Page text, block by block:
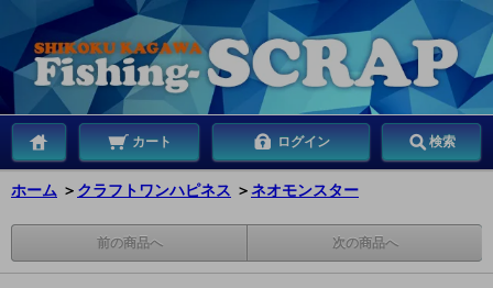
カート ログイン 検索
ホーム ＞ クラフトワンハピネス ＞ネオモンスター
前の商品へ 次の商品へ